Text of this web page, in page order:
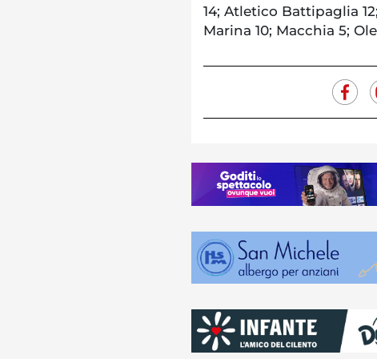
14; Atletico Battipaglia
Marina 10; Macchia 5;